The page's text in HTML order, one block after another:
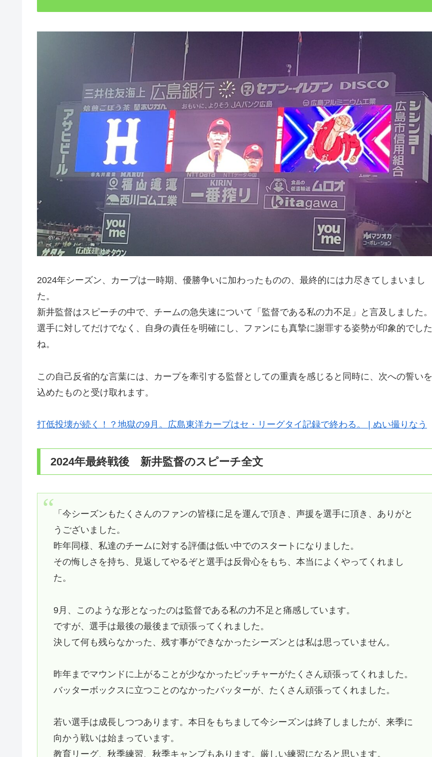
2024年シーズン、カープは一時期、優勝争いに加わったものの、最終的には力尽きてしまいまし
た。
新井監督はスピーチの中で、チームの急失速について「監督である私の力不足」と言及しました。
選手に対してだけでなく、自身の責任を明確にし、ファンにも真摯に謝罪する姿勢が印象的でした
ね。
この自己反省的な言葉には、カープを牽引する監督としての重責を感じると同時に、次への誓いを
込めたものと受け取れます。
打低投壊が続く！？地獄の9月。広島東洋カープはセ・リーグタイ記録で終わる。 | ぬい撮りなう
2024年最終戦後 新井監督のスピーチ全文
「今シーズンもたくさんのファンの皆様に足を運んで頂き、声援を選手に頂き、ありがと
うございました。
昨年同様、私達のチームに対する評価は低い中でのスタートになりました。
その悔しさを持ち、見返してやるぞと選手は反骨心をもち、本当によくやってくれまし
た。
9月、このような形となったのは監督である私の力不足と痛感しています。
ですが、選手は最後の最後まで頑張ってくれました。
決して何も残らなかった、残す事ができなかったシーズンとは私は思っていません。
昨年までマウンドに上がることが少なかったピッチャーがたくさん頑張ってくれました。
バッターボックスに立つことのなかったバッターが、たくさん頑張ってくれました。
若い選手は成長しつつあります。本日をもちまして今シーズンは終了しましたが、来季に
向かう戦いは始まっています。
教育リーグ、秋季練習、秋季キャンプもあります。厳しい練習になると思います。